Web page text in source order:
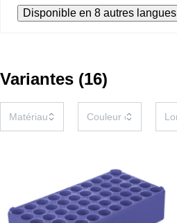
Disponible en 8 autres langues
Variantes (16)